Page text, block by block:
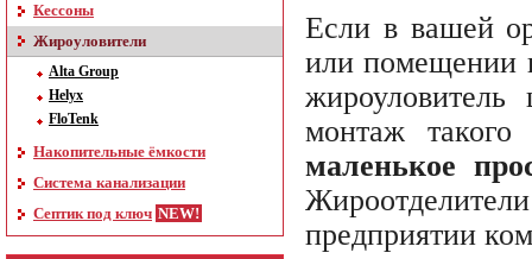
Кессоны
Жироуловители
Alta Group
Helyx
FloTenk
Накопительные ёмкости
Система канализации
Септик под ключ
Если в вашей
или помещении
монтаж
маленькое
предприятии